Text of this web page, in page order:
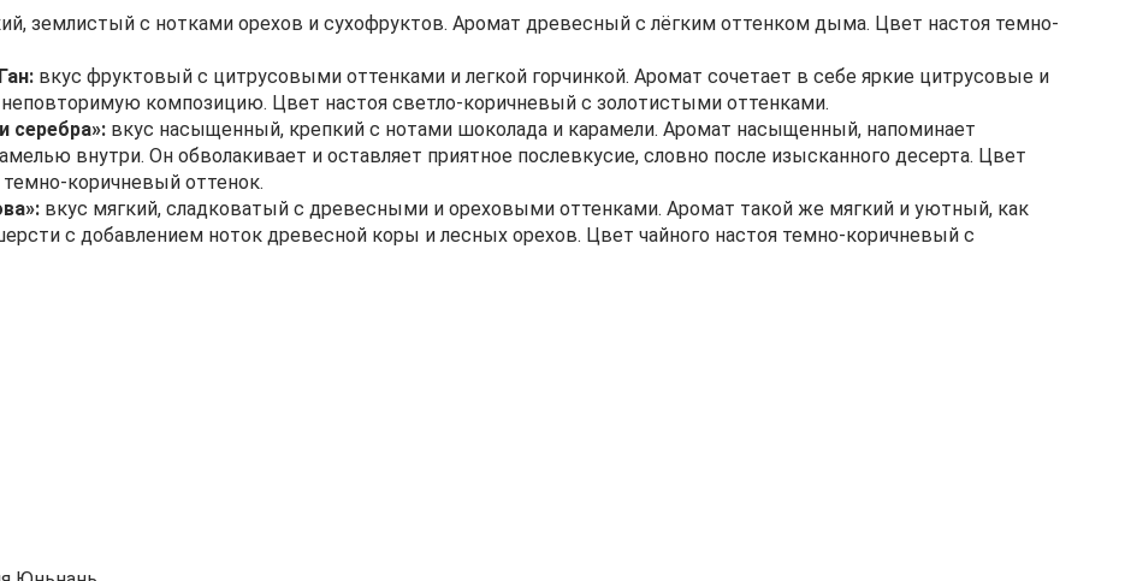
землистый с нотками орехов и сухофруктов. Аромат древесный с лёгким оттенком дыма. Цвет настоя темно-
вкус фруктовый с цитрусовыми оттенками и легкой горчинкой. Аромат сочетает в себе яркие цитрусовые и
композицию. Цвет настоя светло-коричневый с золотистыми оттенками.
серебра»: вкус насыщенный, крепкий с нотами шоколада и карамели. Аромат насыщенный, напоминает
внутри. Он обволакивает и оставляет приятное послевкусие, словно после изысканного десерта. Цвет
коричневый оттенок.
вкус мягкий, сладковатый с древесными и ореховыми оттенками. Аромат такой же мягкий и уютный, как
с добавлением ноток древесной коры и лесных орехов. Цвет чайного настоя темно-коричневый с